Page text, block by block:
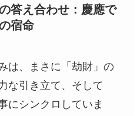
答え合わせ：慶應で
宿命
は、まさに「劫財」の
な引き立て、そして
にシンクロしていま